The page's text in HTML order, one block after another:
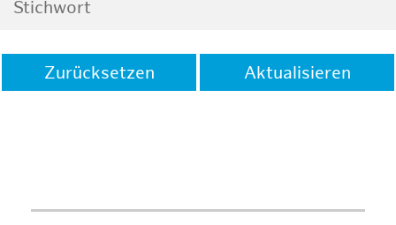
Zurücksetzen Aktualisieren